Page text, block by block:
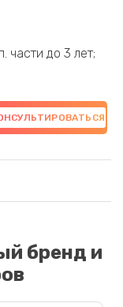
части до 3 лет;
бренд и